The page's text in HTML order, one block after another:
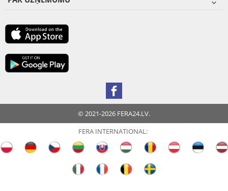
© 2021-2026 FERA24.LV.
FERA INTERNATIONAL: